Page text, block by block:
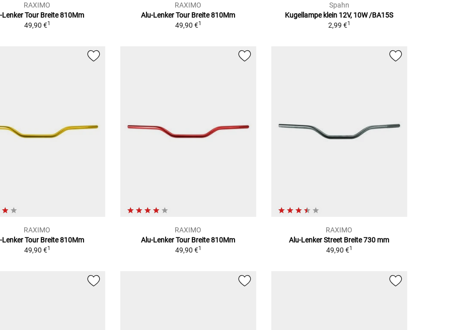
RAXIMO
Lenker Tour Breite 810Mm
49,90 €1
RAXIMO
Alu-Lenker Tour Breite 810Mm
49,90 €1
Spahn
Kugellampe klein 12V, 10W /BA15S
2,99 €1
RAXIMO
Lenker Tour Breite 810Mm
49,90 €1
RAXIMO
Alu-Lenker Tour Breite 810Mm
49,90 €1
RAXIMO
Alu-Lenker Street Breite 730 mm
49,90 €1